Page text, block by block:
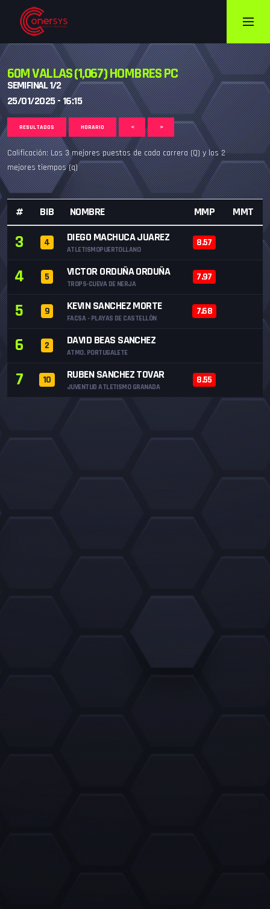
60M VALLAS (1,067) HOMBRES PC
SEMIFINAL 1/2
25/01/2025 - 16:15
RESULTADOS HORARIO < >
Calificación: Los 3 mejores puestos de cada carrera (Q) y los 2
mejores tiempos (q)
# BIB NOMBRE MMP MMT
3 4 DIEGO MACHUCA JUAREZ
ATLETISMOPUERTOLLANO
8.57
4 5 VICTOR ORDUÑA ORDUÑA
TROPS-CUEVA DE NERJA
7.97
5 9 KEVIN SANCHEZ MORTE
FACSA - PLAYAS DE CASTELLÓN
7.68
6 2 DAVID BEAS SANCHEZ
ATMO. PORTUGALETE
7 10 RUBEN SANCHEZ TOVAR
JUVENTUD ATLETISMO GRANADA
8.55